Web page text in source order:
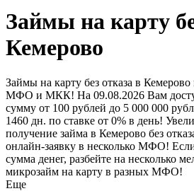
Займы на карту
Кемерово
Займы на карту без отказа в
МФО и МКК! На 09.08.2026 Вам
сумму от 100 рублей до 5 000 000
1460 дн. по ставке от 0% в день!
получение займа в Кемерово без
онлайн-заявку в несколько МФО!
сумма денег, разбейте на несколько
микрозайм на карту в разных МФО!
Еще